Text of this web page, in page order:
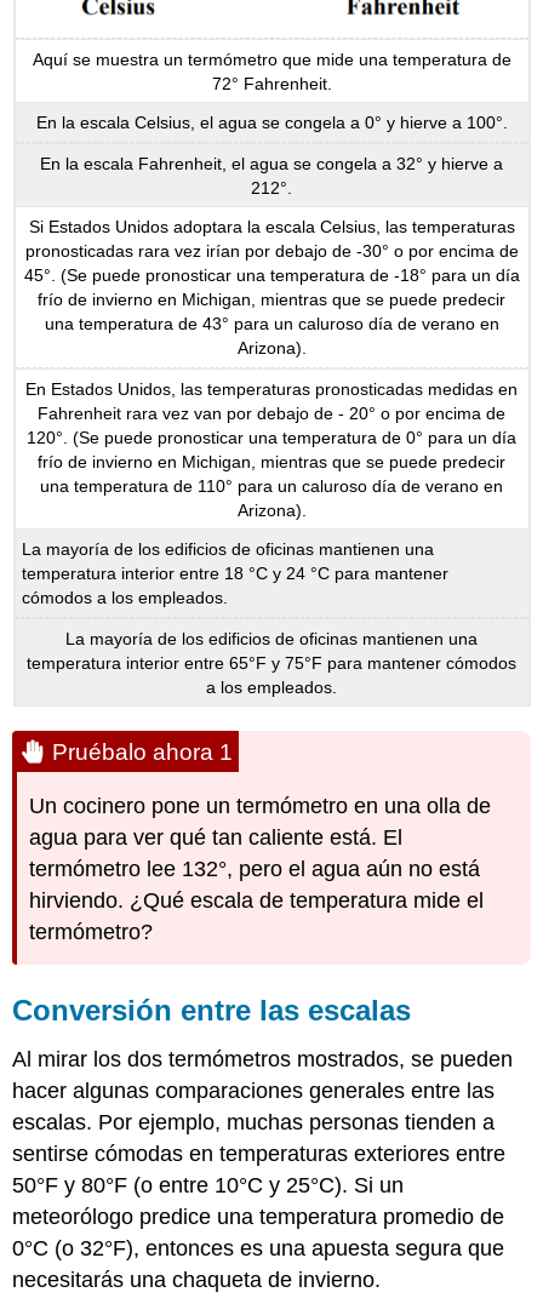
Aquí se muestra un termómetro que mide una temperatura de
72° Fahrenheit.
En la escala Celsius, el agua se congela a 0° y hierve a 100°.
En la escala Fahrenheit, el agua se congela a 32° y hierve a
212°.
Si Estados Unidos adoptara la escala Celsius, las temperaturas
pronosticadas rara vez irían por debajo de -30° o por encima de
45°. (Se puede pronosticar una temperatura de -18° para un día
frío de invierno en Michigan, mientras que se puede predecir
una temperatura de 43° para un caluroso día de verano en
Arizona).
En Estados Unidos, las temperaturas pronosticadas medidas en
Fahrenheit rara vez van por debajo de - 20° o por encima de
120°. (Se puede pronosticar una temperatura de 0° para un día
frío de invierno en Michigan, mientras que se puede predecir
una temperatura de 110° para un caluroso día de verano en
Arizona).
La mayoría de los edificios de oficinas mantienen una
temperatura interior entre 18 °C y 24 °C para mantener
cómodos a los empleados.
La mayoría de los edificios de oficinas mantienen una
temperatura interior entre 65°F y 75°F para mantener cómodos
a los empleados.
Pruébalo ahora 1
Un cocinero pone un termómetro en una olla de
agua para ver qué tan caliente está. El
termómetro lee 132°, pero el agua aún no está
hirviendo. ¿Qué escala de temperatura mide el
termómetro?
Conversión entre las escalas
Al mirar los dos termómetros mostrados, se pueden
hacer algunas comparaciones generales entre las
escalas. Por ejemplo, muchas personas tienden a
sentirse cómodas en temperaturas exteriores entre
50°F y 80°F (o entre 10°C y 25°C). Si un
meteorólogo predice una temperatura promedio de
0°C (o 32°F), entonces es una apuesta segura que
necesitarás una chaqueta de invierno.